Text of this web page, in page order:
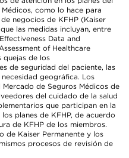
como lo hace para
negocios de KFHP (Kaiser
las medidas incluyan, entre
Data and
of Healthcare
quejas de los
de seguridad del paciente, las
geográfica. Los
de Seguros Médicos de
del cuidado de la salud
que participan en la
planes de KFHP, de acuerdo
de KFHP de los miembros.
de Kaiser Permanente y los
procesos de revisión de